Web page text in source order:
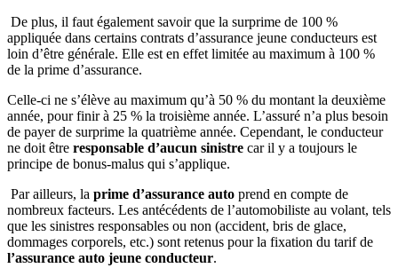
De plus, il faut également savoir que la surprime de 100 %
appliquée dans certains contrats d’assurance jeune conducteurs est
loin d’être générale. Elle est en effet limitée au maximum à 100 %
de la prime d’assurance.
Celle-ci ne s’élève au maximum qu’à 50 % du montant la deuxième
année, pour finir à 25 % la troisième année. L’assuré n’a plus besoin
de payer de surprime la quatrième année. Cependant, le conducteur
ne doit être responsable d’aucun sinistre car il y a toujours le
principe de bonus-malus qui s’applique.
Par ailleurs, la prime d’assurance auto prend en compte de
nombreux facteurs. Les antécédents de l’automobiliste au volant, tels
que les sinistres responsables ou non (accident, bris de glace,
dommages corporels, etc.) sont retenus pour la fixation du tarif de
l’assurance auto jeune conducteur.